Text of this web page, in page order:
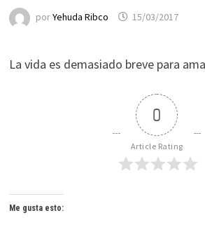
porYehuda Ribco 15/03/2017
La vida es demasiado breve para
0
Article Rating
Me gusta esto: